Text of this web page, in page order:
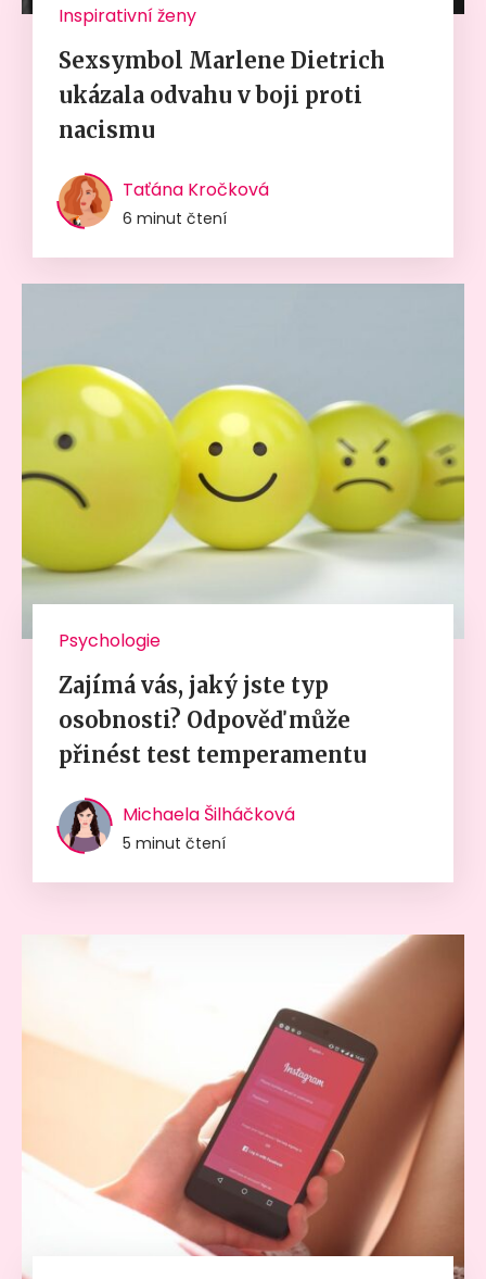
Inspirativní ženy
Sexsymbol Marlene Dietrich
ukázala odvahu v boji proti
nacismu
Taťána Kročková
6 minut čtení
Psychologie
Zajímá vás, jaký jste typ
osobnosti? Odpověď může
přinést test temperamentu
Michaela Šilháčková
5 minut čtení